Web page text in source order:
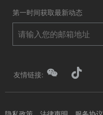
第一时间获取最新动态
友情链接: